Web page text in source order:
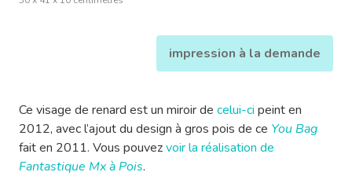
impression à la demande
Ce visage de renard est un miroir de celui-ci peint en
2012, avec l’ajout du design à gros pois de ce You Bag
fait en 2011. Vous pouvezvoir la réalisation de
Fantastique Mx à Pois.